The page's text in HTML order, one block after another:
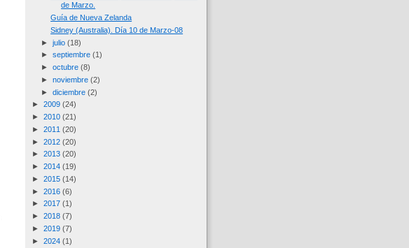
de Marzo.
Guía de Nueva Zelanda
Sidney (Australia). Día 10 de Marzo-08
► julio (18)
► septiembre (1)
► octubre (8)
► noviembre (2)
► diciembre (2)
► 2009 (24)
► 2010 (21)
► 2011 (20)
► 2012 (20)
► 2013 (20)
► 2014 (19)
► 2015 (14)
► 2016 (6)
► 2017 (1)
► 2018 (7)
► 2019 (7)
► 2024 (1)